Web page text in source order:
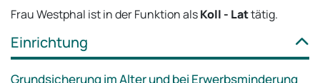
Frau Westphal ist in der Funktion alsKoll - Lattätig.
Einrichtung
Grundsicherung im Alter und bei Erwerbsminderung